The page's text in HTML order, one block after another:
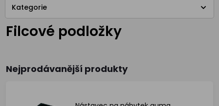
Kategorie
Filcové podložky
Nejprodávanější produkty